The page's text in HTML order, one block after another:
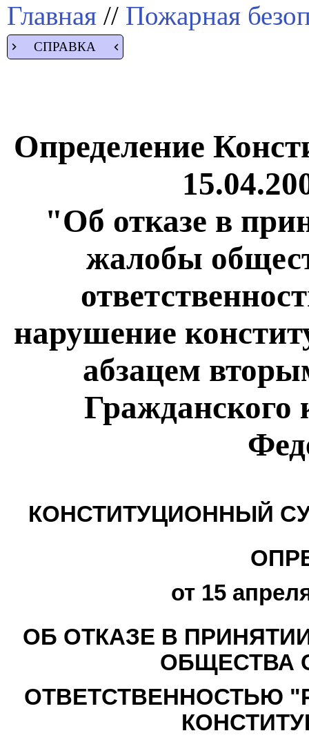
Главная // Пожарная
СПРАВКА
Определение
"Об отказе в
жалобы
нарушение
абзацем
Гражданского
КОНСТИТУЦИОННЫЙ
от 15
ОБ ОТКАЗЕ В
ОБЩЕСТВА
ОТВЕТСТВЕННОСТЬЮ